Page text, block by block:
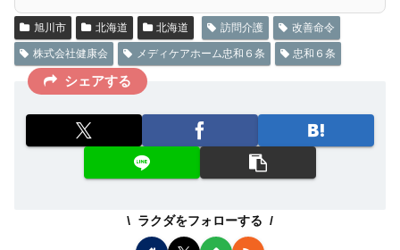
旭川市 北海道 北海道 訪問介護 改善命令
株式会社健康会 メディケアホーム忠和６条 忠和６条
シェアする
ラクダをフォローする